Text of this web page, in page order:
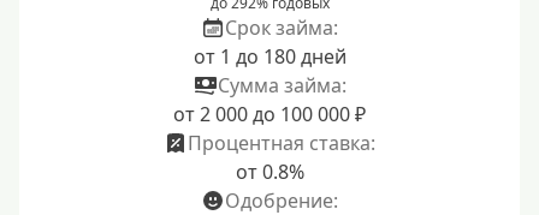
Срок займа:
от 1 до 180 дней
Сумма займа:
от 2 000 до 100 000 ₽
Процентная ставка:
от 0.8%
Одобрение: